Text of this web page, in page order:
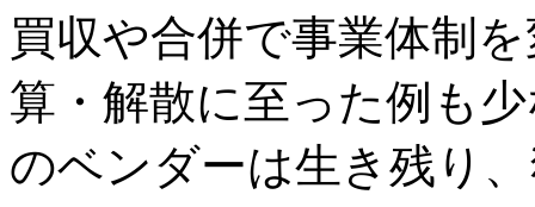
買収や合併で事業体制
算・解散に至った例も
のベンダーは生き残り